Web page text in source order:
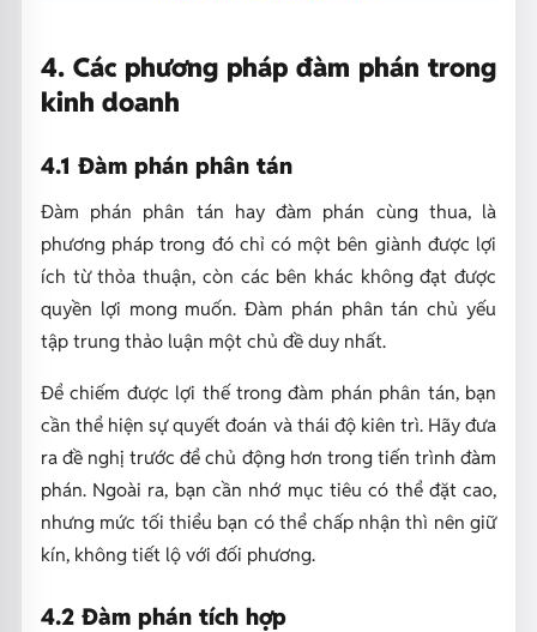
4. Các phương pháp đàm phán trong
kinh doanh
4.1 Đàm phán phân tán
Đàm phán phân tán hay đàm phán cùng thua, là
phương pháp trong đó chỉ có một bên giành được lợi
ích từ thỏa thuận, còn các bên khác không đạt được
quyền lợi mong muốn. Đàm phán phân tán chủ yếu
tập trung thảo luận một chủ đề duy nhất.
Để chiếm được lợi thế trong đàm phán phân tán, bạn
cần thể hiện sự quyết đoán và thái độ kiên trì. Hãy đưa
ra đề nghị trước để chủ động hơn trong tiến trình đàm
phán. Ngoài ra, bạn cần nhớ mục tiêu có thể đặt cao,
nhưng mức tối thiểu bạn có thể chấp nhận thì nên giữ
kín, không tiết lộ với đối phương.
4.2 Đàm phán tích hợp